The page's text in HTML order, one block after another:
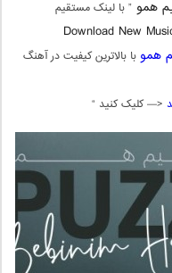
همو ” با لینک مستقیم
Download New
هموبا بالاترین کیفیت در آهنگ
<— کلیک کنید “